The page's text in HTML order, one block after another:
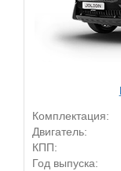
Комплектация:
Двигатель:
КПП:
Год выпуска: